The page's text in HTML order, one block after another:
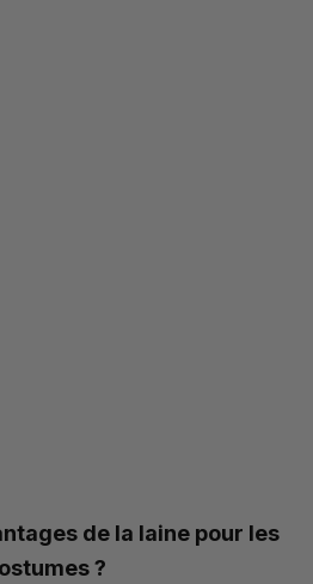
de la laine pour les
?